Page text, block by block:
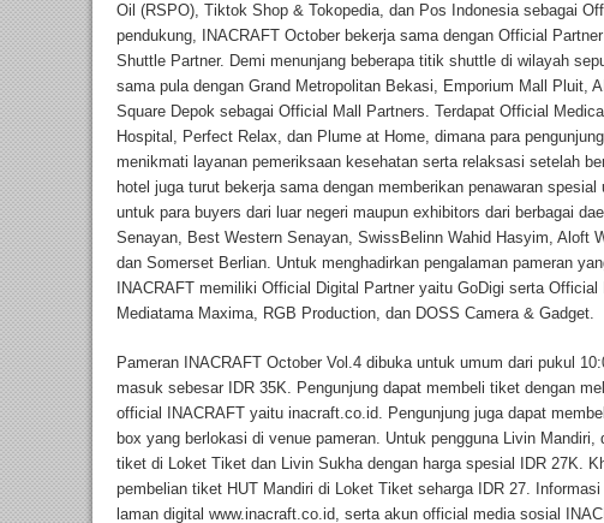
Oil (RSPO), Tiktok Shop & Tokopedia, dan Pos Indonesia sebagai
pendukung, INACRAFT October bekerja sama dengan Official
Shuttle Partner. Demi menunjang beberapa titik shuttle di wilayah
sama pula dengan Grand Metropolitan Bekasi, Emporium Mall Pluit,
Square Depok sebagai Official Mall Partners. Terdapat Official
Hospital, Perfect Relax, dan Plume at Home, dimana para
menikmati layanan pemeriksaan kesehatan serta relaksasi setelah
hotel juga turut bekerja sama dengan memberikan penawaran
untuk para buyers dari luar negeri maupun exhibitors dari berbagai
Senayan, Best Western Senayan, SwissBelinn Wahid Hasyim, Aloft
dan Somerset Berlian. Untuk menghadirkan pengalaman pameran
INACRAFT memiliki Official Digital Partner yaitu GoDigi serta
Mediatama Maxima, RGB Production, dan DOSS Camera & Gadget.
Pameran INACRAFT October Vol.4 dibuka untuk umum dari pukul
masuk sebesar IDR 35K. Pengunjung dapat membeli tiket dengan
official INACRAFT yaitu inacraft.co.id. Pengunjung juga dapat
box yang berlokasi di venue pameran. Untuk pengguna Livin
tiket di Loket Tiket dan Livin Sukha dengan harga spesial IDR 27K.
pembelian tiket HUT Mandiri di Loket Tiket seharga IDR 27.
laman digital www.inacraft.co.id, serta akun official media sosial